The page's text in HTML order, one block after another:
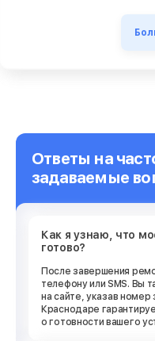
Ответы на
задаваемые
Как я узнаю, что
готово?
После завершения
телефону или SMS. Вы
на сайте, указав номер
Краснодаре
о готовности вашего